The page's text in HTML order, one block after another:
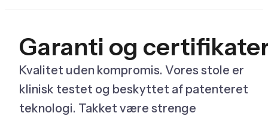
Garanti og
Kvalitet uden kompromis. Vores stole er
klinisk testet og beskyttet af patenteret
teknologi. Takket være strenge